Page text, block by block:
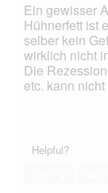
Ein gewisser
Hühnerfett ist
selber kein
wirklich nicht
Die
etc. kann
Helpful?